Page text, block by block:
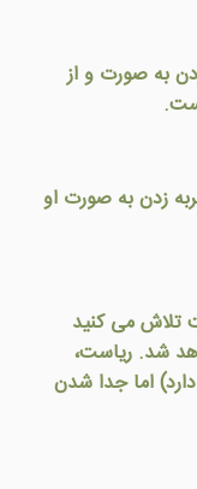
به صورت و از
زدن به صورت او
تلاش می كنيد
شد. رياست،
اما جدا شدن